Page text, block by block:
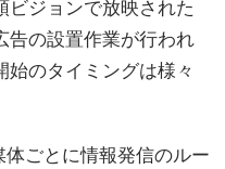
ビジョンで放映された
告の設置作業が行われ
のタイミングは様々
ごとに情報発信のルー